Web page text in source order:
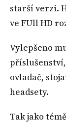
starší verzi.
ve FUll HD
Vylepšeno
ovladač,
headsety.
Tak jako